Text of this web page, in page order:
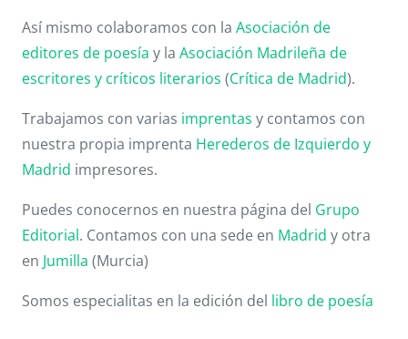
Así mismo colaboramos con la Asociación de
editores de poesía y la Asociación Madrileña de
escritores y críticos literarios (Crítica de Madrid).
Trabajamos con varias imprentas y contamos con
nuestra propia imprenta Herederos de Izquierdo y
Madrid impresores.
Puedes conocernos en nuestra página del Grupo
Editorial. Contamos con una sede en Madrid y otra
en Jumilla (Murcia)
Somos especialitas en la edición del libro de poesía